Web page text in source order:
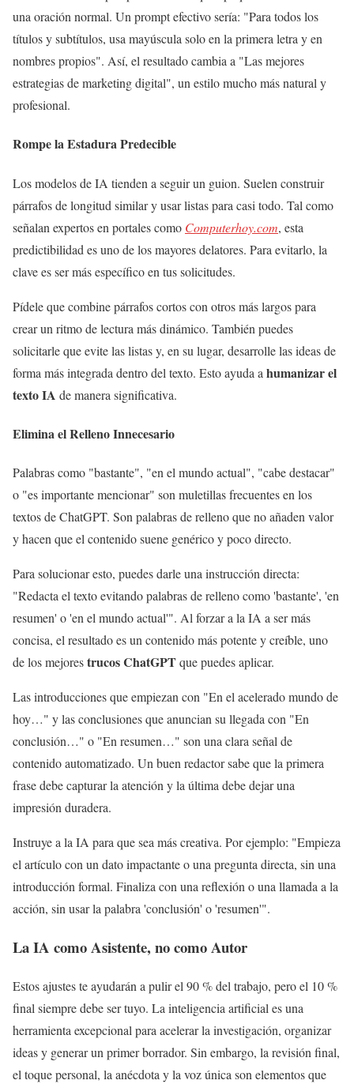
una oración normal. Un prompt efectivo sería: "Para todos los
títulos y subtítulos, usa mayúscula solo en la primera letra y en
nombres propios". Así, el resultado cambia a "Las mejores
estrategias de marketing digital", un estilo mucho más natural y
profesional.
Rompe la Estadura Predecible
Los modelos de IA tienden a seguir un guion. Suelen construir
párrafos de longitud similar y usar listas para casi todo. Tal como
señalan expertos en portales como Computerhoy.com, esta
predictibilidad es uno de los mayores delatores. Para evitarlo, la
clave es ser más específico en tus solicitudes.
Pídele que combine párrafos cortos con otros más largos para
crear un ritmo de lectura más dinámico. También puedes
solicitarle que evite las listas y, en su lugar, desarrolle las ideas de
forma más integrada dentro del texto. Esto ayuda a humanizar el
texto IA de manera significativa.
Elimina el Relleno Innecesario
Palabras como "bastante", "en el mundo actual", "cabe destacar"
o "es importante mencionar" son muletillas frecuentes en los
textos de ChatGPT. Son palabras de relleno que no añaden valor
y hacen que el contenido suene genérico y poco directo.
Para solucionar esto, puedes darle una instrucción directa:
"Redacta el texto evitando palabras de relleno como 'bastante', 'en
resumen' o 'en el mundo actual'". Al forzar a la IA a ser más
concisa, el resultado es un contenido más potente y creíble, uno
de los mejorestrucos ChatGPTque puedes aplicar.
Las introducciones que empiezan con "En el acelerado mundo de
hoy…" y las conclusiones que anuncian su llegada con "En
conclusión…" o "En resumen…" son una clara señal de
contenido automatizado. Un buen redactor sabe que la primera
frase debe capturar la atención y la última debe dejar una
impresión duradera.
Instruye a la IA para que sea más creativa. Por ejemplo: "Empieza
el artículo con un dato impactante o una pregunta directa, sin una
introducción formal. Finaliza con una reflexión o una llamada a la
acción, sin usar la palabra 'conclusión' o 'resumen'".
La IA como Asistente, no como Autor
Estos ajustes te ayudarán a pulir el 90 % del trabajo, pero el 10 %
final siempre debe ser tuyo. La inteligencia artificial es una
herramienta excepcional para acelerar la investigación, organizar
ideas y generar un primer borrador. Sin embargo, la revisión final,
el toque personal, la anécdota y la voz única son elementos que